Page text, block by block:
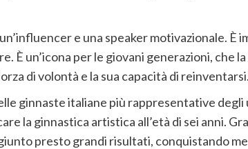
e una speaker motivazionale. È
È un’icona per le giovani generazioni, che
di volontà e la sua capacità di reinventarsi.
ginnaste italiane più rappresentative degli
la ginnastica artistica all’età di sei anni.
presto grandi risultati, conquistando